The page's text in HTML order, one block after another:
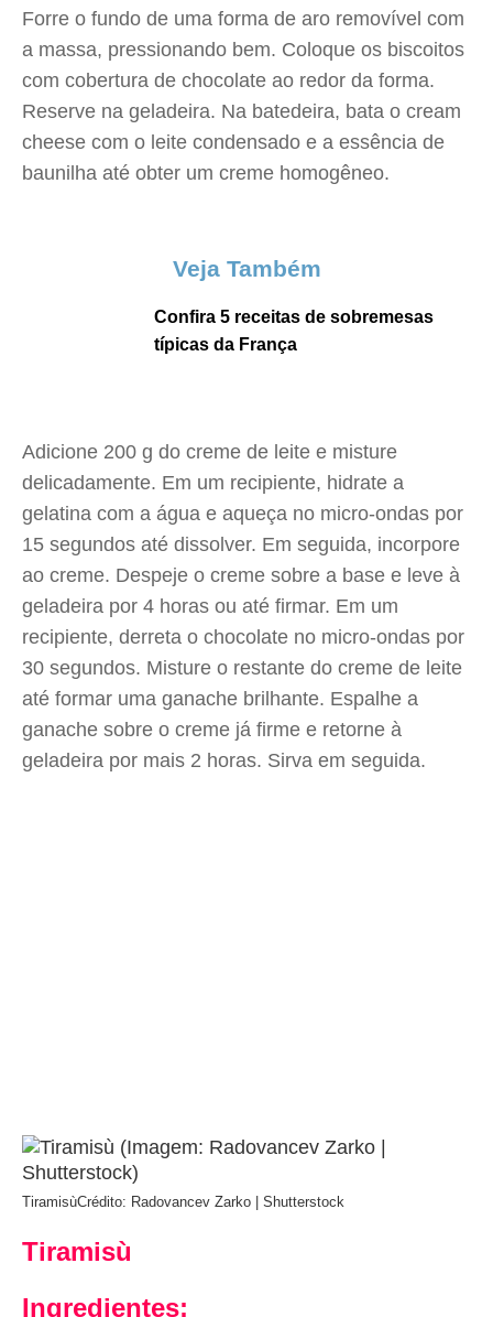
Forre o fundo de uma forma de aro removível com
a massa, pressionando bem. Coloque os biscoitos
com cobertura de chocolate ao redor da forma.
Reserve na geladeira. Na batedeira, bata o cream
cheese com o leite condensado e a essência de
baunilha até obter um creme homogêneo.
Veja Também
Confira 5 receitas de sobremesas
típicas da França
Adicione 200 g do creme de leite e misture
delicadamente. Em um recipiente, hidrate a
gelatina com a água e aqueça no micro-ondas por
15 segundos até dissolver. Em seguida, incorpore
ao creme. Despeje o creme sobre a base e leve à
geladeira por 4 horas ou até firmar. Em um
recipiente, derreta o chocolate no micro-ondas por
30 segundos. Misture o restante do creme de leite
até formar uma ganache brilhante. Espalhe a
ganache sobre o creme já firme e retorne à
geladeira por mais 2 horas. Sirva em seguida.
TiramisùCrédito: Radovancev Zarko | Shutterstock
Tiramisù
Ingredientes: